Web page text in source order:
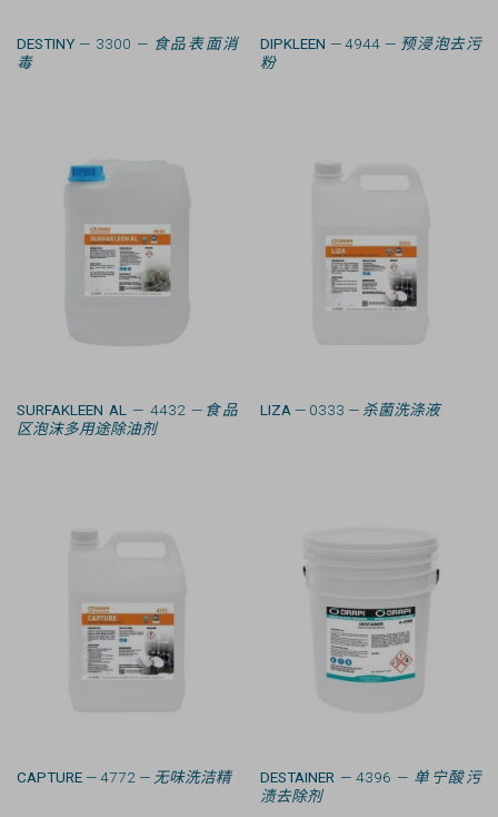
DESTINY— 3300 —食品表面消
毒
DIPKLEEN — 4944 — 预浸泡去污
粉
SURFAKLEEN AL — 4432 —食品
区泡沫多用途除油剂
LIZA— 0333 —杀菌洗涤液
CAPTURE— 4772 —无味洗洁精 DESTAINER — 4396 — 单宁酸污
渍去除剂